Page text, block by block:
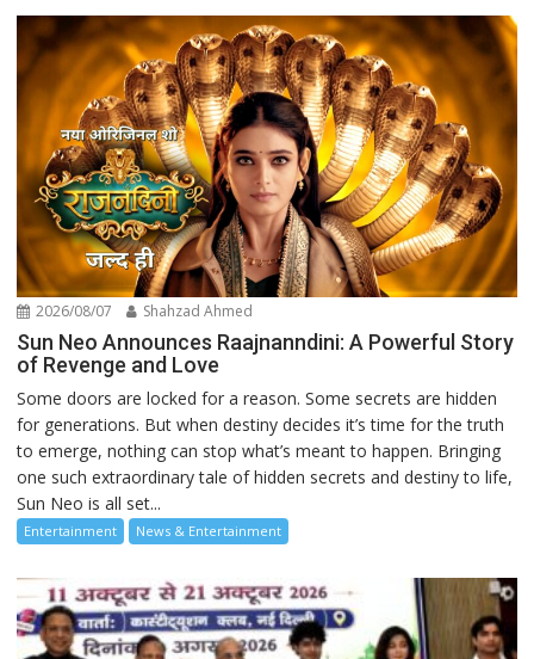
2026/08/07 Shahzad Ahmed
Sun Neo Announces Raajnanndini: A Powerful Story
of Revenge and Love
Some doors are locked for a reason. Some secrets are hidden
for generations. But when destiny decides it’s time for the truth
to emerge, nothing can stop what’s meant to happen. Bringing
one such extraordinary tale of hidden secrets and destiny to life,
Sun Neo is all set...
Entertainment News & Entertainment